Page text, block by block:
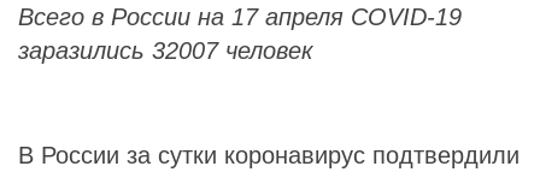
Всего в России на 17 апреля COVID-19
заразились 32007 человек
В России за сутки коронавирус подтвердили